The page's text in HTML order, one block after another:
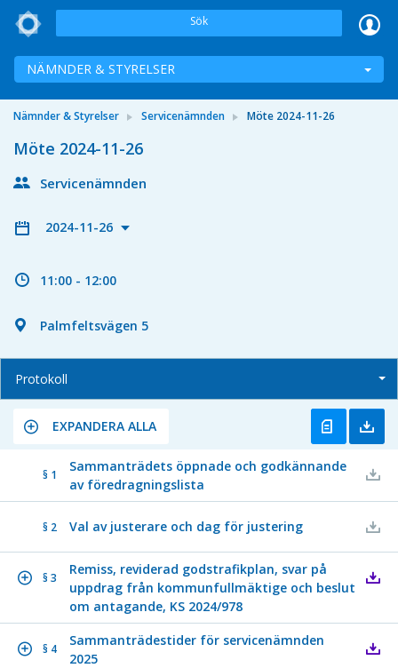
Sök
NÄMNDER & STYRELSER
Nämnder & Styrelser Servicenämnden Möte 2024-11-26
Möte 2024-11-26
Servicenämnden
2024-11-26
11:00 - 12:00
Palmfeltsvägen 5
Protokoll
EXPANDERA ALLA
§ 1
Sammanträdets öppnade och godkännande
av föredragningslista
§ 2 Val av justerare och dag för justering
§ 3
Remiss, reviderad godstrafikplan, svar på
uppdrag från kommunfullmäktige och beslut
om antagande, KS 2024/978
§ 4
Sammanträdestider för servicenämnden
2025